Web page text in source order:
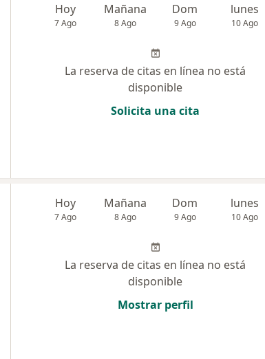
Hoy
7 Ago
Mañana
8 Ago
Dom
9 Ago
lunes
10 Ago
La reserva de citas en línea no está
disponible
Solicita una cita
Hoy
7 Ago
Mañana
8 Ago
Dom
9 Ago
lunes
10 Ago
La reserva de citas en línea no está
disponible
Mostrar perfil